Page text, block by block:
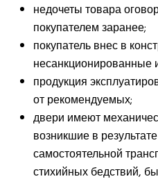
недочеты товара
покупателем заранее;
покупатель внес в
несанкционированные
продукция
от рекомендуемых;
двери имеют
возникшие в
самостоятельной
стихийных бедствий,